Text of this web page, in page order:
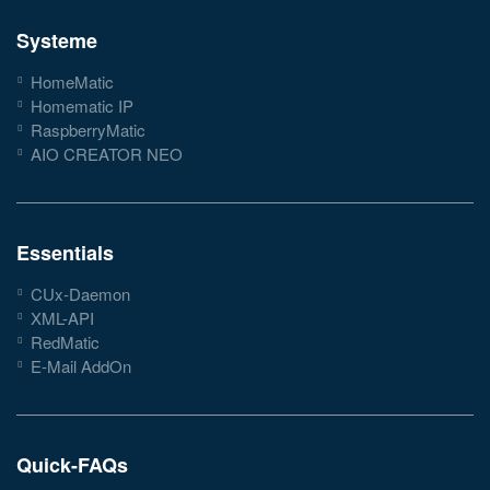
Systeme
HomeMatic
Homematic IP
RaspberryMatic
AIO CREATOR NEO
Essentials
CUx-Daemon
XML-API
RedMatic
E-Mail AddOn
Quick-FAQs